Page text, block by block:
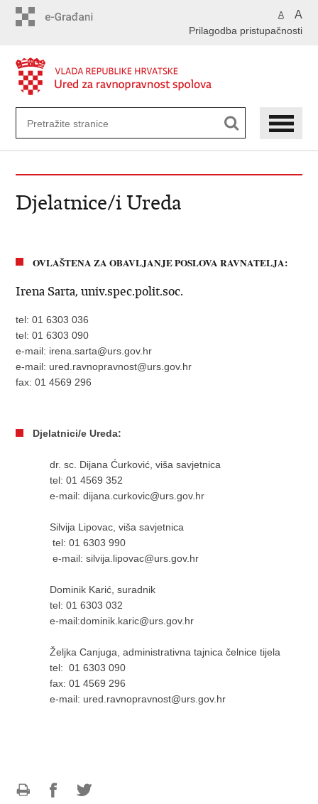
A A
Prilagodba pristupačnosti
Djelatnice/i Ureda
OVLAŠTENA ZA OBAVLJANJE POSLOVA RAVNATELJA:
Irena Sarta, univ.spec.polit.soc.
tel: 01 6303 036
​tel: 01 6303 090
e-mail: irena.sarta@urs.gov.hr
e-mail: ured.ravnopravnost@urs.gov.hr
fax: 01 4569 296
Djelatnici/e Ureda:​
dr. sc. Dijana Ćurković, viša savjetnica
tel: 01 4569 352
e-mail: dijana.curkovic@urs.gov.hr
Silvija Lipovac, viša savjetnica
tel: 01 6303 990
e-mail: silvija.lipovac@urs.gov.hr
Dominik Karić, suradnik
tel: 01 6303 032
e-mail:dominik.karic@urs.gov.hr
Željka Canjuga, administrativna tajnica čelnice tijela
​tel: 01 6303 090
fax: 01 4569 296
e-mail: ured.ravnopravnost@urs.gov.hr